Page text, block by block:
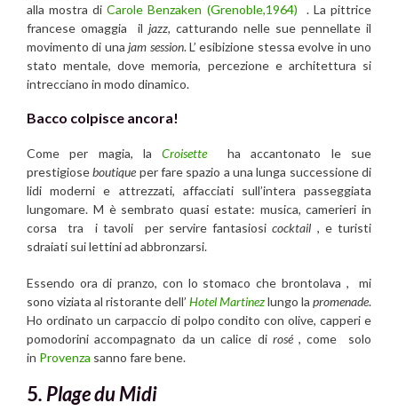
alla mostra diCarole Benzaken (Grenoble,1964)
. La pittrice
francese omaggia il jazz, catturando nelle sue pennellate il
movimento di unajam session. L’ esibizione stessa evolve in uno
stato mentale, dove memoria, percezione e architettura si
intrecciano in modo dinamico.
Bacco colpisce ancora!
Come per magia, laCroisetteha accantonato le sue
prestigioseboutique per fare spazio a una lunga successione di
lidi moderni e attrezzati, affacciati sull’intera passeggiata
lungomare. M è sembrato quasi estate: musica, camerieri in
corsa tra i tavoli per servire fantasiosicocktail , e turisti
sdraiati sui lettini ad abbronzarsi.
Essendo ora di pranzo, con lo stomaco che brontolava , mi
sono viziata al ristorante dell’ Hotel Martinezlungo la promenade.
Ho ordinato un carpaccio di polpo condito con olive, capperi e
pomodorini accompagnato da un calice di rosé, come solo
in Provenza sanno fare bene.
5. Plage du Midi